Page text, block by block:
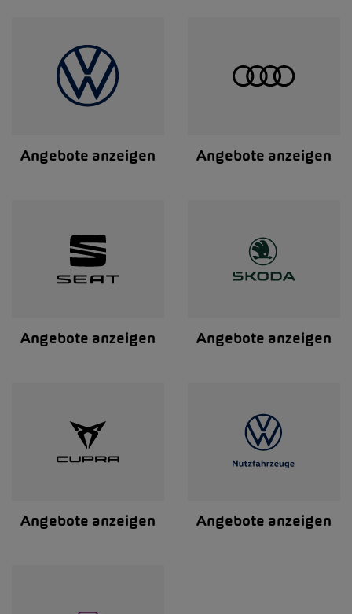
Angebote anzeigen Angebote anzeigen
Angebote anzeigen Angebote anzeigen
Angebote anzeigen Angebote anzeigen